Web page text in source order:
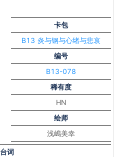
卡包
B13 炎与钢与心绪与悲哀
编号
B13-078
稀有度
HN
绘师
浅嶋美幸
台词